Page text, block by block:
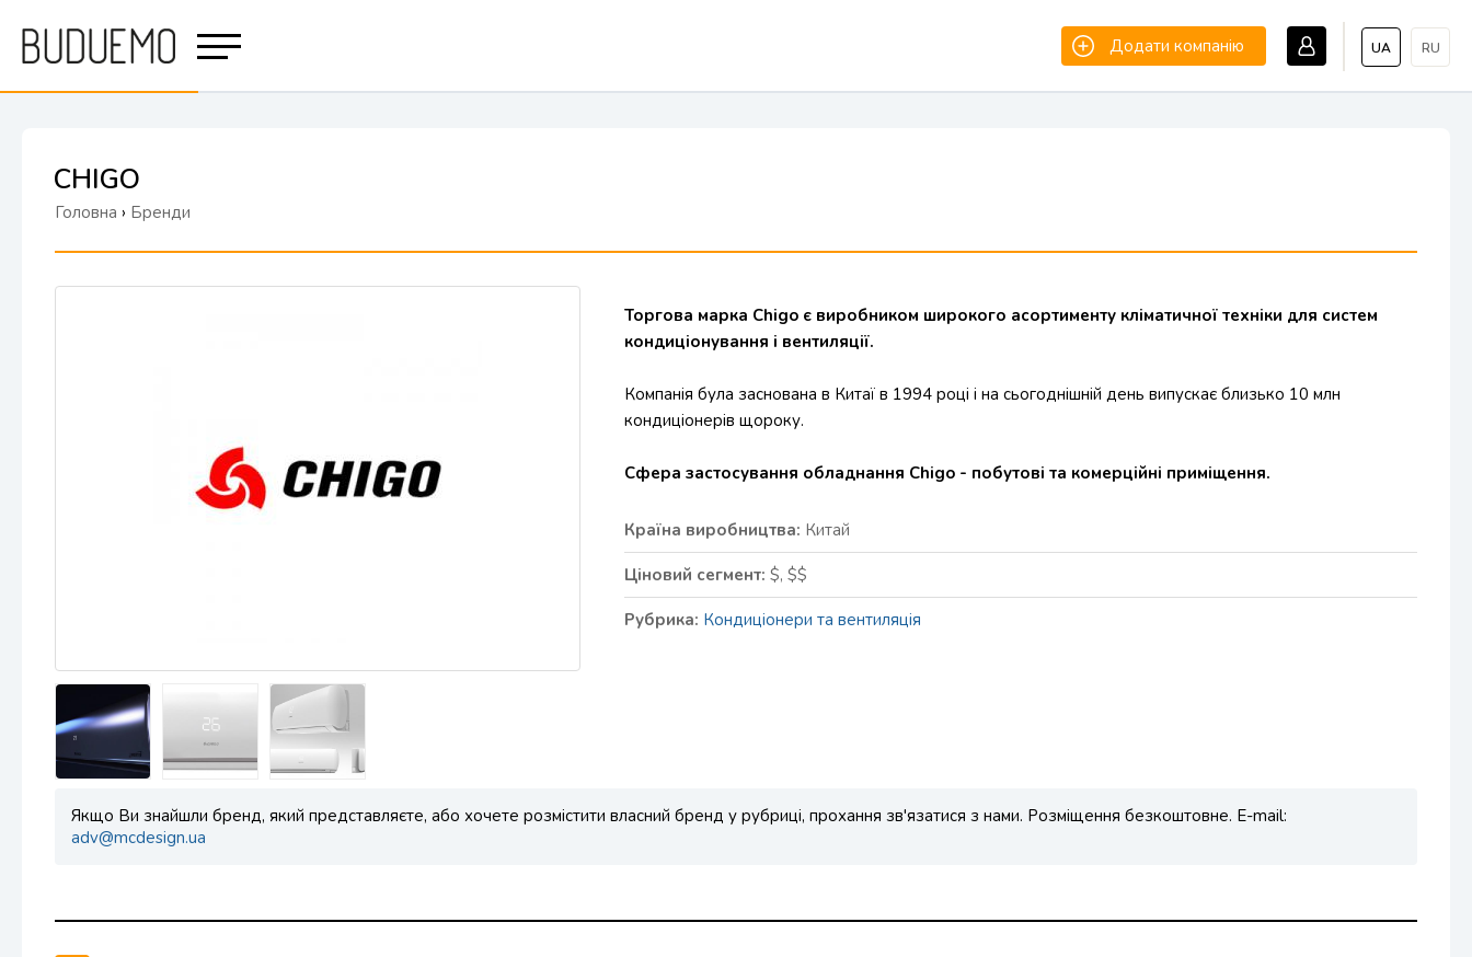
UA RU
Додати компанію
CHIGO
Головна › Бренди
Торгова марка Chigo є виробником широкого асортименту кліматичної техніки для систем
кондиціонування і вентиляції.
Компанія була заснована в Китаї в 1994 році і на сьогоднішній день випускає близько 10 млн
кондиціонерів щороку.
Сфера застосування обладнання Chigo - побутові та комерційні приміщення.
Країна виробництва: Китай
Ціновий сегмент: $, $$
Рубрика: Кондиціонери та вентиляція
Якщо Ви знайшли бренд, який представляєте, або хочете розмістити власний бренд у рубриці, прохання зв'язатися з нами. Розміщення безкоштовне. E-mail:
adv@mcdesign.ua